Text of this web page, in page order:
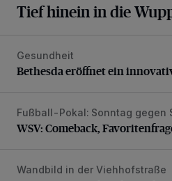
Tief hinein in die
Bethesda eröffnet ein
Gesundheit
Bethesda eröffnet ein
WSV: Comeback,
Fußball-Pokal: Sonntag gegen
WSV: Comeback,
Der neue Türsteher der
Wandbild in der Viehhofstraße